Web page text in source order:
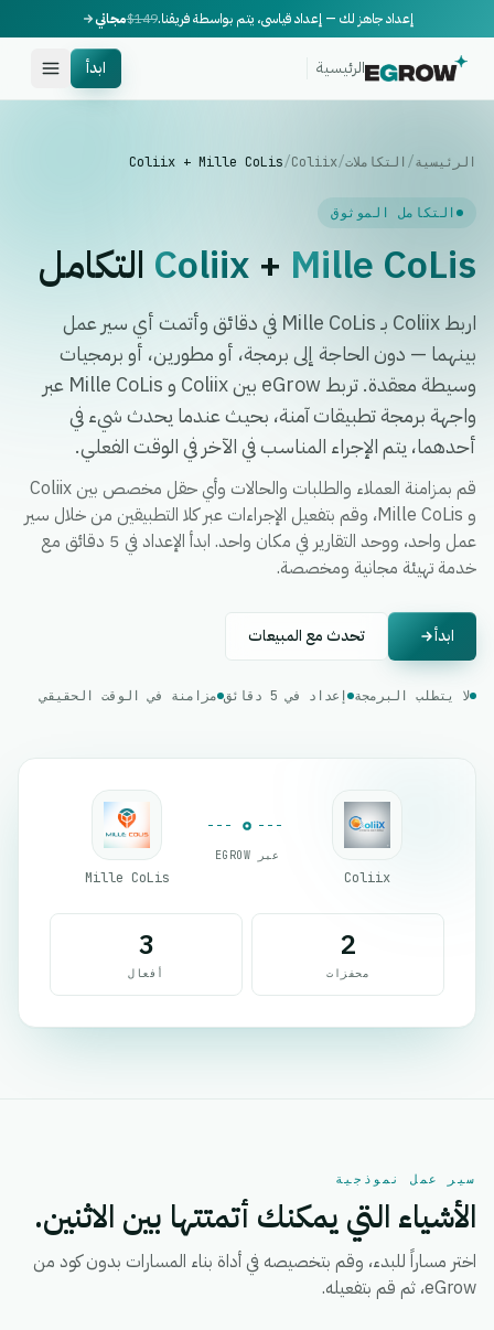
إعداد جاهز لك — إعداد قياسي، يتم بواسطة فريقنا.$149مجاني
الرئيسية ابدأ
الرئيسية/ التكاملات/
Coliix
/
Coliix + Mille CoLis
التكامل الموثوق
Coliix + Mille CoLis التكامل
اربط Coliix بـ Mille CoLis في دقائق وأتمت أي سير عمل
بينهما — دون الحاجة إلى برمجة، أو مطورين، أو برمجيات
وسيطة معقدة. تربط eGrow بين Coliix و Mille CoLis عبر
واجهة برمجة تطبيقات آمنة، بحيث عندما يحدث شيء في
أحدهما، يتم الإجراء المناسب في الآخر في الوقت الفعلي.
قم بمزامنة العملاء والطلبات والحالات وأي حقل مخصص بين Coliix
و Mille CoLis، وقم بتفعيل الإجراءات عبر كلا التطبيقين من خلال سير
عمل واحد، ووحد التقارير في مكان واحد. ابدأ الإعداد في 5 دقائق مع
خدمة تهيئة مجانية ومخصصة.
ابدأ تحدث مع المبيعات
لا يتطلب البرمجة إعداد في 5 دقائق مزامنة في الوقت الحقيقي
Coliix
عبر EGROW
Mille CoLis
2
محفزات
3
أفعال
سير عمل نموذجية
الأشياء التي يمكنك أتمتتها بين الاثنين.
اختر مساراً للبدء، وقم بتخصيصه في أداة بناء المسارات بدون كود من
eGrow، ثم قم بتفعيله.